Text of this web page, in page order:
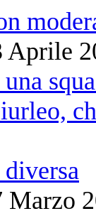
Aprile